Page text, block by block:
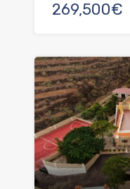
269,500€